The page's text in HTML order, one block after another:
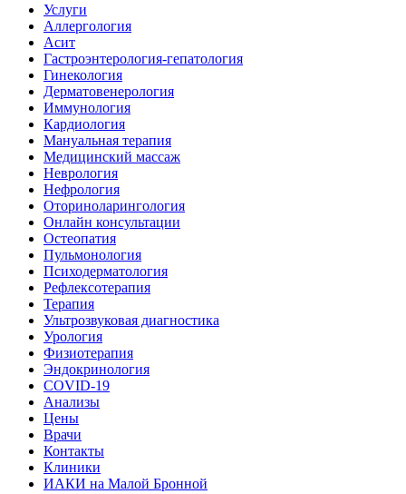
Услуги
Аллергология
Асит
Гастроэнтерология-гепатология
Гинекология
Дерматовенерология
Иммунология
Кардиология
Мануальная терапия
Медицинский массаж
Неврология
Нефрология
Оториноларингология
Онлайн консультации
Остеопатия
Пульмонология
Психодерматология
Рефлексотерапия
Терапия
Ультрозвуковая диагностика
Урология
Физиотерапия
Эндокринология
COVID-19
Анализы
Цены
Врачи
Контакты
Клиники
ИАКИ на Малой Бронной